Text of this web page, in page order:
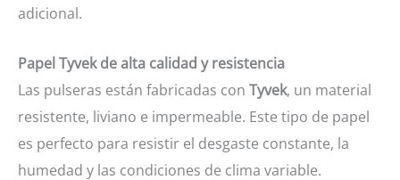
adicional.
Papel Tyvek de alta calidad y resistencia
Las pulseras están fabricadas con Tyvek, un material
resistente, liviano e impermeable. Este tipo de papel
es perfecto para resistir el desgaste constante, la
humedad y las condiciones de clima variable.